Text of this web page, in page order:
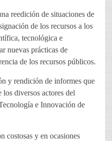
reedición de situaciones de
de los recursos a los
tecnológica e
nuevas prácticas de
de los recursos públicos.
y rendición de informes que
diversos actores del
e Innovación de
costosas y en ocasiones